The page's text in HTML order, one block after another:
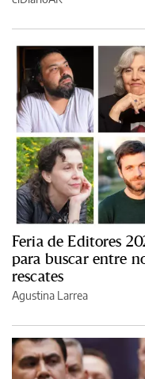
Feria de Editores
para buscar entre
rescates
Agustina Larrea